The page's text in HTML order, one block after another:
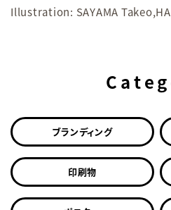
Illustration: SAYAMA
ブランディング
印刷物